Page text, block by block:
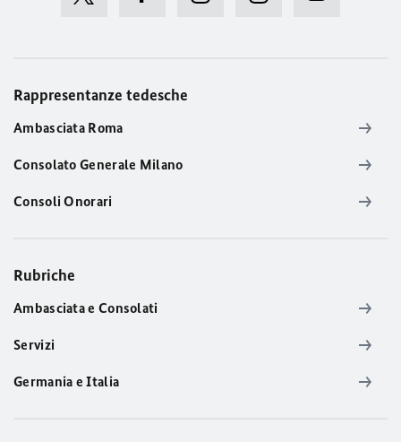
Rappresentanze tedesche
Ambasciata Roma
Consolato Generale Milano
Consoli Onorari
Rubriche
Ambasciata e Consolati
Servizi
Germania e Italia